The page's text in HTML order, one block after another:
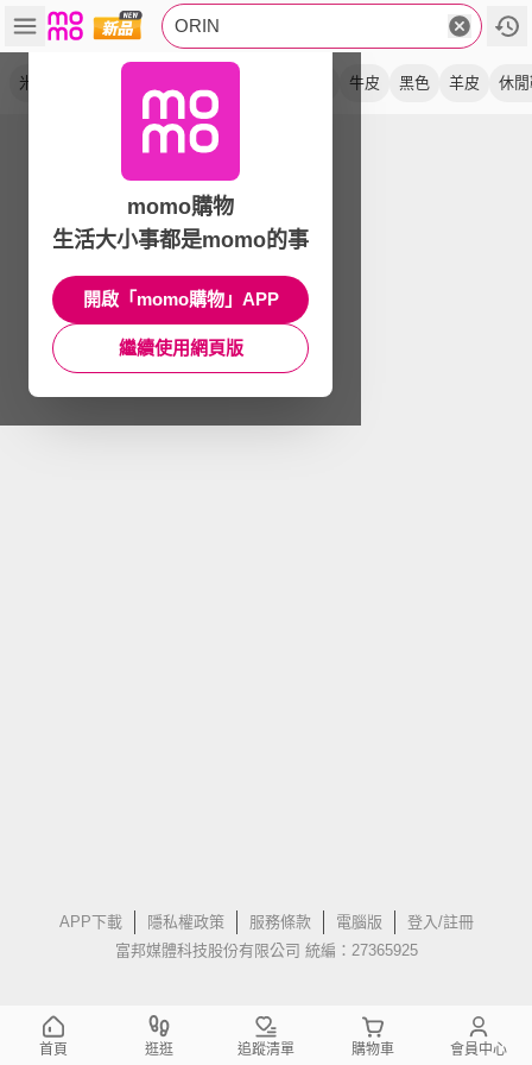
ORIN
米色 牛皮 黑色 羊皮 休
APP下載 隱私權政策 服務條款 電腦版
登入/註冊
富邦媒體科技股份有限公司 統編：27365925
momo購物
生活大小事都是momo的事
開啟「momo購物」APP
繼續使用網頁版
首頁 逛逛 追蹤清單 購物車 會員中心